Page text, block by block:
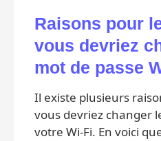
Raisons pour
vous devriez
mot de passe
Il existe plusieurs
vous devriez changer
votre Wi-Fi. En voici